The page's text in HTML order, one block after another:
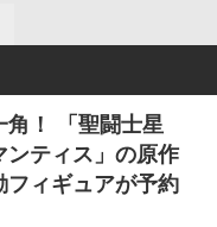
角！ 「聖闘士星
ンティス」の原作
フィギュアが予約